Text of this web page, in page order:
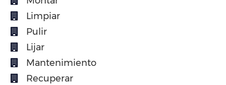
Limpiar
Pulir
Lijar
Mantenimiento
Recuperar